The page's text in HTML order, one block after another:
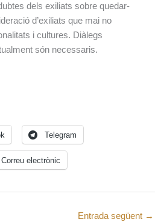
dels exiliats sobre quedar-
d’exiliats que mai no
i cultures. Diàlegs
són necessaris.
Telegram
Correu electrònic
Entrada següent →